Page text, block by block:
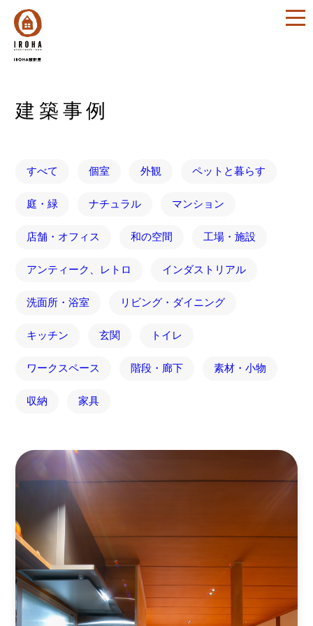
建築事例
すべて 個室 外観 ペットと暮らす
庭・緑 ナチュラル マンション
店舗・オフィス 和の空間 工場・施設
アンティーク、レトロ インダストリアル
洗面所・浴室 リビング・ダイニング
キッチン 玄関 トイレ
ワークスペース 階段・廊下 素材・小物
収納 家具